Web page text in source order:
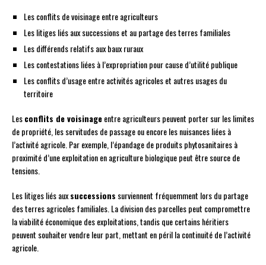
Les conflits de voisinage entre agriculteurs
Les litiges liés aux successions et au partage des terres familiales
Les différends relatifs aux baux ruraux
Les contestations liées à l’expropriation pour cause d’utilité publique
Les conflits d’usage entre activités agricoles et autres usages du
territoire
Lesconflits de voisinageentre agriculteurs peuvent porter sur les limites
de propriété, les servitudes de passage ou encore les nuisances liées à
l’activité agricole. Par exemple, l’épandage de produits phytosanitaires à
proximité d’une exploitation en agriculture biologique peut être source de
tensions.
Les litiges liés auxsuccessions surviennent fréquemment lors du partage
des terres agricoles familiales. La division des parcelles peut compromettre
la viabilité économique des exploitations, tandis que certains héritiers
peuvent souhaiter vendre leur part, mettant en péril la continuité de l’activité
agricole.